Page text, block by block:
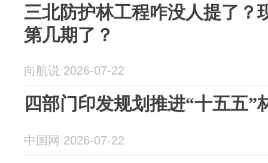
三北防护林工程咋没人提了？
第几期了？
向航说 2026-07-22
四部门印发规划推进“十五五”
中国网 2026-07-22